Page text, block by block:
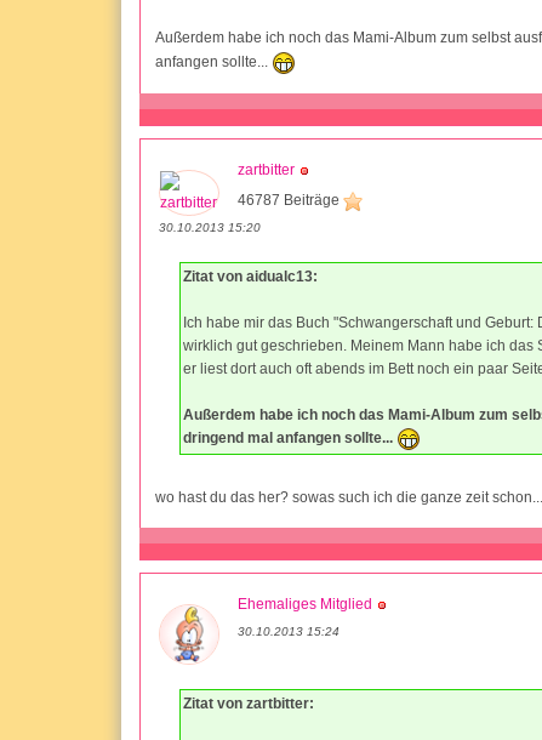
Außerdem habe ich noch das Mami-Album zum selbst
anfangen sollte...
zartbitter
46787 Beiträge
30.10.2013 15:20
Zitat von aidualc13:
Ich habe mir das Buch "Schwangerschaft und
wirklich gut geschrieben. Meinem Mann habe ich
er liest dort auch oft abends im Bett noch ein paar
Außerdem habe ich noch das Mami-Album zum
dringend mal anfangen sollte...
wo hast du das her? sowas such ich die ganze zeit
Ehemaliges Mitglied
30.10.2013 15:24
Zitat von zartbitter: